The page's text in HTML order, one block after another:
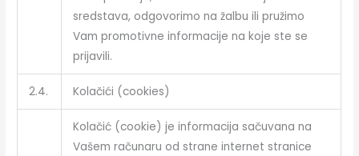
sredstava, odgovorimo na žalbu ili pružimo
Vam promotivne informacije na koje ste se
prijavili.
2.4. Kolačići (cookies)
Kolačić (cookie) je informacija sačuvana na
Vašem računaru od strane internet stranice